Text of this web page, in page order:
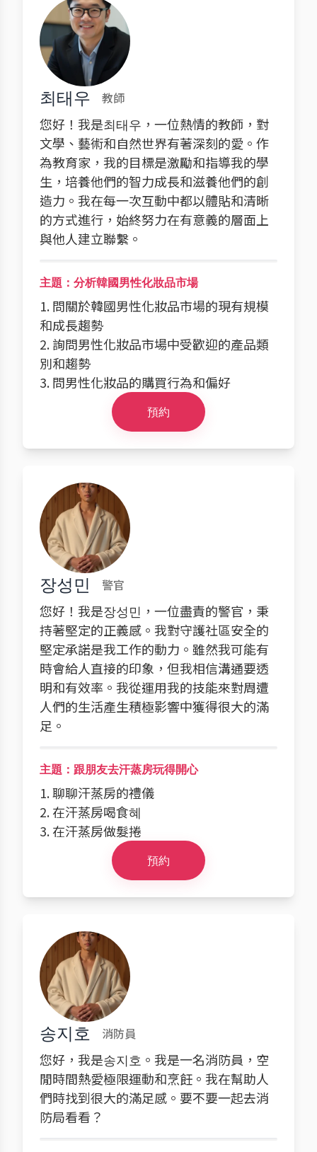
최태우 教師
您好！我是최태우，一位熱情的教師，對
文學、藝術和自然世界有著深刻的愛。作
為教育家，我的目標是激勵和指導我的學
生，培養他們的智力成長和滋養他們的創
造力。我在每一次互動中都以體貼和清晰
的方式進行，始終努力在有意義的層面上
與他人建立聯繫。
主題：分析韓國男性化妝品市場
1. 問關於韓國男性化妝品市場的現有規模
和成長趨勢
2. 詢問男性化妝品市場中受歡迎的產品類
別和趨勢
3. 問男性化妝品的購買行為和偏好
預約
장성민 警官
您好！我是장성민，一位盡責的警官，秉
持著堅定的正義感。我對守護社區安全的
堅定承諾是我工作的動力。雖然我可能有
時會給人直接的印象，但我相信溝通要透
明和有效率。我從運用我的技能來對周遭
人們的生活產生積極影響中獲得很大的滿
足。
主題：跟朋友去汗蒸房玩得開心
1. 聊聊汗蒸房的禮儀
2. 在汗蒸房喝食혜
3. 在汗蒸房做髮捲
預約
송지호 消防員
您好，我是송지호。我是一名消防員，空
閒時間熱愛極限運動和烹飪。我在幫助人
們時找到很大的滿足感。要不要一起去消
防局看看？